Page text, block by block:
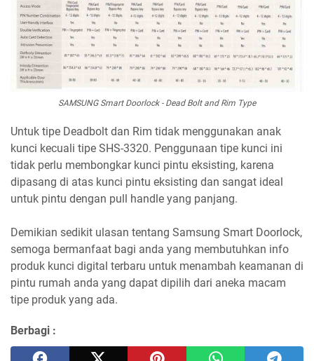
SAMSUNG Smart Doorlock - Dead Bolt and Rim Type
Untuk tipe Deadbolt dan Rim tidak menggunakan anak
kunci kecuali tipe SHS-3320. Penggunaan tipe kunci ini
tidak perlu membongkar kunci pintu eksisting, karena
dipasang di atas kunci pintu eksisting dan sangat ideal
untuk pintu dengan pull handle yang panjang.
Demikian sedikit ulasan tentang Samsung Smart Doorlock,
semoga bermanfaat bagi anda yang membutuhkan info
produk kunci digital terbaru untuk menambah keamanan di
pintu rumah anda yang dapat dipilih dari aneka macam
tipe produk yang ada.
Berbagi :